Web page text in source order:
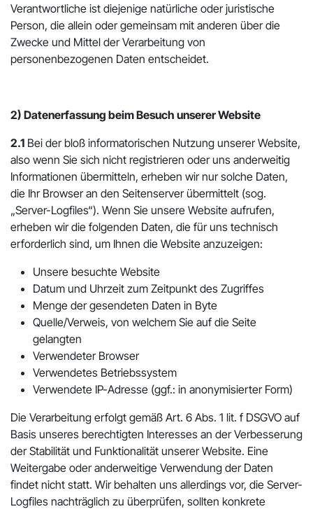
Verantwortliche ist diejenige natürliche oder juristische
Person, die allein oder gemeinsam mit anderen über die
Zwecke und Mittel der Verarbeitung von
personenbezogenen Daten entscheidet.
2) Datenerfassung beim Besuch unserer Website
2.1 Bei der bloß informatorischen Nutzung unserer Website,
also wenn Sie sich nicht registrieren oder uns anderweitig
Informationen übermitteln, erheben wir nur solche Daten,
die Ihr Browser an den Seitenserver übermittelt (sog.
„Server-Logfiles“). Wenn Sie unsere Website aufrufen,
erheben wir die folgenden Daten, die für uns technisch
erforderlich sind, um Ihnen die Website anzuzeigen:
Unsere besuchte Website
Datum und Uhrzeit zum Zeitpunkt des Zugriffes
Menge der gesendeten Daten in Byte
Quelle/Verweis, von welchem Sie auf die Seite
gelangten
Verwendeter Browser
Verwendetes Betriebssystem
Verwendete IP-Adresse (ggf.: in anonymisierter Form)
Die Verarbeitung erfolgt gemäß Art. 6 Abs. 1 lit. f DSGVO auf
Basis unseres berechtigten Interesses an der Verbesserung
der Stabilität und Funktionalität unserer Website. Eine
Weitergabe oder anderweitige Verwendung der Daten
findet nicht statt. Wir behalten uns allerdings vor, die Server-
Logfiles nachträglich zu überprüfen, sollten konkrete